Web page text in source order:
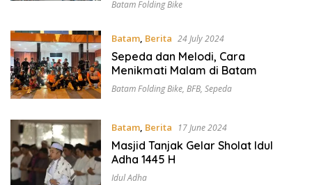
Batam Folding Bike
Batam, Berita 24 July 2024
Sepeda dan Melodi, Cara
Menikmati Malam di Batam
Batam Folding Bike, BFB, Sepeda
Batam, Berita 17 June 2024
Masjid Tanjak Gelar Sholat Idul
Adha 1445 H
Idul Adha